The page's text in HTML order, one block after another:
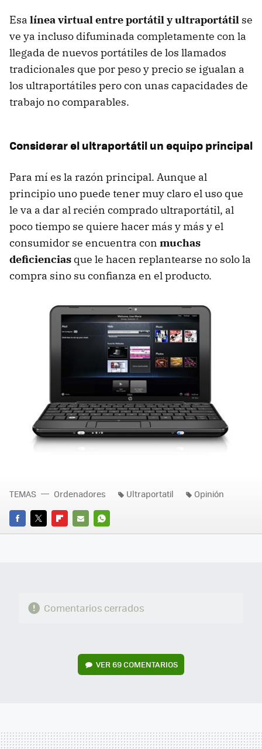
Esa línea virtual entre portátil y ultraportátil se
ve ya incluso difuminada completamente con la
llegada de nuevos portátiles de los llamados
tradicionales que por peso y precio se igualan a
los ultraportátiles pero con unas capacidades de
trabajo no comparables.
Considerar el ultraportátil un equipo principal
Para mí es la razón principal. Aunque al
principio uno puede tener muy claro el uso que
le va a dar al recién comprado ultraportátil, al
poco tiempo se quiere hacer más y más y el
consumidor se encuentra con muchas
deficiencias que le hacen replantearse no solo la
compra sino su confianza en el producto.
FACEBOOK
TWITTERFLIPBOARD
E-
WHATSAPP
TEMAS Ordenadores Ultraportatil Opinión
Comentarios cerrados
VER69 COMENTARIOS